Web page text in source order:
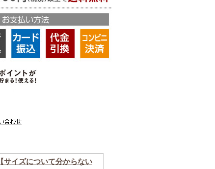
【サイズについて分からない